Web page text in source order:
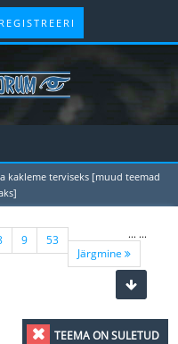
REGISTREERI
kakleme terviseks [muud teemad
...
9 ...
53
Järgmine
TEEMA ON SULETUD